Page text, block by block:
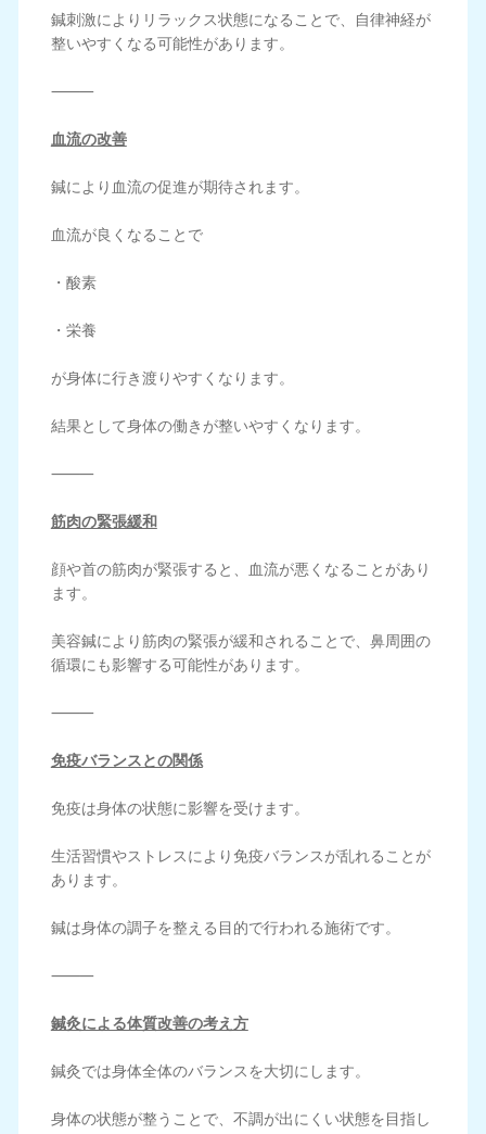
鍼刺激によりリラックス状態になることで、自律神経が
整いやすくなる可能性があります。
⸻
血流の改善
鍼により血流の促進が期待されます。
血流が良くなることで
・酸素
・栄養
が身体に行き渡りやすくなります。
結果として身体の働きが整いやすくなります。
⸻
筋肉の緊張緩和
顔や首の筋肉が緊張すると、血流が悪くなることがあり
ます。
美容鍼により筋肉の緊張が緩和されることで、鼻周囲の
循環にも影響する可能性があります。
⸻
免疫バランスとの関係
免疫は身体の状態に影響を受けます。
生活習慣やストレスにより免疫バランスが乱れることが
あります。
鍼は身体の調子を整える目的で行われる施術です。
⸻
鍼灸による体質改善の考え方
鍼灸では身体全体のバランスを大切にします。
身体の状態が整うことで、不調が出にくい状態を目指し